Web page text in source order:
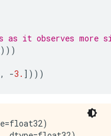
as it observes more
)))
, -3. ])))